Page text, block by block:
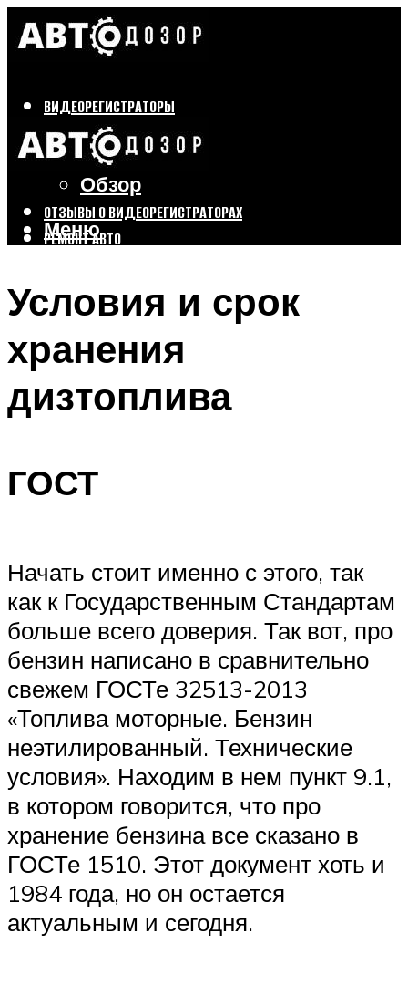
ВИДЕОРЕГИСТРАТОРЫ
Бренды
Выбор
Обзор
ОТЗЫВЫ О ВИДЕОРЕГИСТРАТОРАХ
РЕМОНТ АВТО
Меню
Условия и срок
хранения
дизтоплива
ГОСТ
Начать стоит именно с этого, так
как к Государственным Стандартам
больше всего доверия. Так вот, про
бензин написано в сравнительно
свежем ГОСТе 32513-2013
«Топлива моторные. Бензин
неэтилированный. Технические
условия». Находим в нем пункт 9.1,
в котором говорится, что про
хранение бензина все сказано в
ГОСТе 1510. Этот документ хоть и
1984 года, но он остается
актуальным и сегодня.